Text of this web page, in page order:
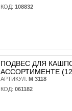
КОД: 108832
ПОДВЕС ДЛЯ
АССОРТИМЕНТЕ
АРТИКУЛ: М 3118
КОД: 061182